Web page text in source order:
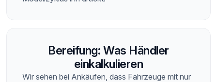
Bereifung: Was Händler
einkalkulieren
Wir sehen bei Ankäufen, dass Fahrzeuge mit nur